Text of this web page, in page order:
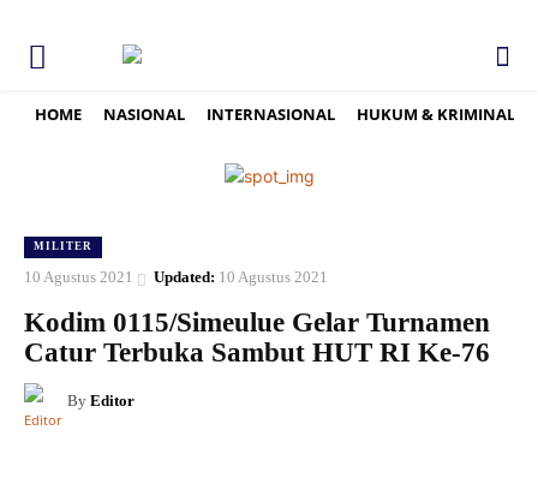
HOME NASIONAL INTERNASIONAL HUKUM & KRIMINAL
MILITER
10 Agustus 2021 Updated: 10 Agustus 2021
Kodim 0115/Simeulue Gelar Turnamen
Catur Terbuka Sambut HUT RI Ke-76
By Editor